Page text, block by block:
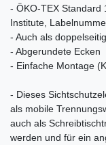
- ÖKO-TEX Standard
Institute,
- Auch als
- Abgerundete Ecken
- Einfache Montage
- Dieses
als mobile
auch als
werden und für ein